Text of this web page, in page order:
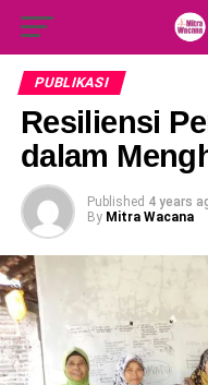
PUBLIKASI
Resiliensi
dalam
Published 4 years
By Mitra Wacana